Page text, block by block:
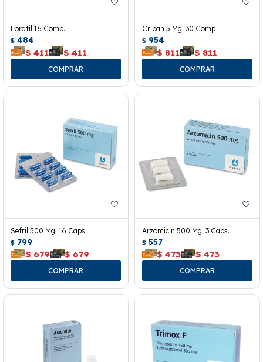
Loratil 16 Comp.
$ 484
$ 411 $ 411
Cripan 5 Mg. 30 Comp
$ 954
$ 811 $ 811
Sefril 500 Mg. 16 Caps.
$ 799
$ 679 $ 679
Arzomicin 500 Mg. 3 Caps.
$ 557
$ 473 $ 473